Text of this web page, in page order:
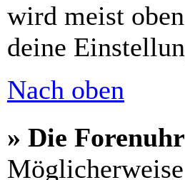
wird meist
deine
Nach oben
» Die